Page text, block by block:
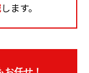
します。